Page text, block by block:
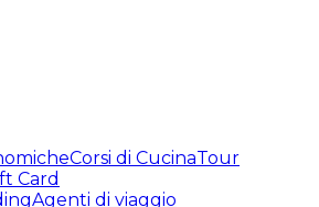
Corsi di CucinaTour
Card
Agenti di viaggio